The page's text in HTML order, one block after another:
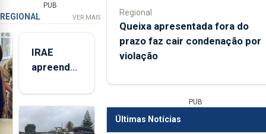
PUB
REGIONAL VER MAIS
IRAE
apreendeu
toneladas
de
alimentos
Regional
Queixa apresentada fora do
prazo faz cair condenação por
violação
PUB
Últimas Notícias